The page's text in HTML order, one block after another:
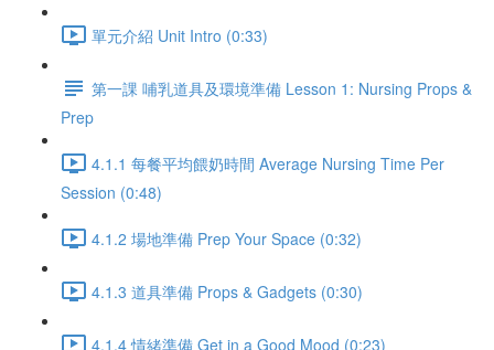
單元介紹 Unit Intro (0:33)
第一課 哺乳道具及環境準備 Lesson 1: Nursing Props &
Prep
4.1.1 每餐平均餵奶時間 Average Nursing Time Per
Session (0:48)
4.1.2 場地準備 Prep Your Space (0:32)
4.1.3 道具準備 Props & Gadgets (0:30)
4.1.4 情緒準備 Get in a Good Mood (0:23)